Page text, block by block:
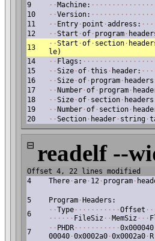
9
· · Machine: · · · · · · · · · · · · · · ·
10
· ·Version: · · · · · · · · · · · · · · ·
11
· · Entry · point ·address: · · ·
12
· ·Start ·of · program ·
13
· ·Start ·of · section ·
le)
14
· · Flags: · · · · · · · · · · · · · · · · ·
15
· ·Size ·of ·this · header: · · ·
16
· ·Size ·of · program ·
17
· · Number ·of · program ·
18
· ·Size ·of · section ·
19
· · Number ·of · section ·
20
· ·Section · header · string ·
⊟ readelf --
Offset 4, 22 lines modified
4
There ·are · 12 · program ·
5 Program · Headers:
6
· ·Type · · · · · · · · · · ·Offset · ·
· · · · · · FileSiz · · MemSiz · · ·
7
· · PHDR · · · · · · · · · · ·0x000040
00040 ·0x0002a0 ·0x0002a0 · R